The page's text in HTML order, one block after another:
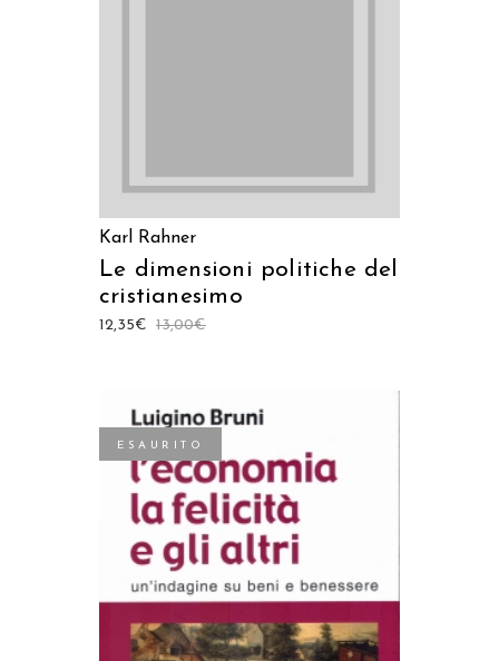
Karl Rahner
Le dimensioni politiche del
cristianesimo
13,00€
12,35€
ESAURITO